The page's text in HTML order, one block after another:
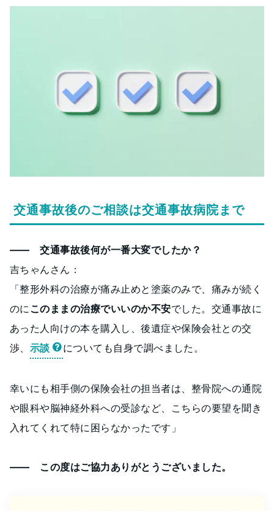
交通事故後のご相談は交通事故病院まで
―― 交通事故後何が一番大変でしたか？
吉ちゃんさん：
「整形外科の治療が痛み止めと塗薬のみで、痛みが続く
のに このままの治療でいいのか不安でした。交通事故に
あった人向けの本を購入し、後遺症や保険会社との交
渉、 示談 についても自身で調べました。
幸いにも相手側の保険会社の担当者は、整骨院への通院
や眼科や脳神経外科への受診など、こちらの要望を聞き
入れてくれて特に困らなかったです」
―― この度はご協力ありがとうございました。